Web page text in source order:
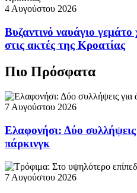
4 Αυγούστου 2026
Βυζαντινό ναυάγιο
στις ακτές της Κροατίας
Πιο Πρόσφατα
7 Αυγούστου 2026
Ελαφονήσι: Δύο
πάρκινγκ
7 Αυγούστου 2026